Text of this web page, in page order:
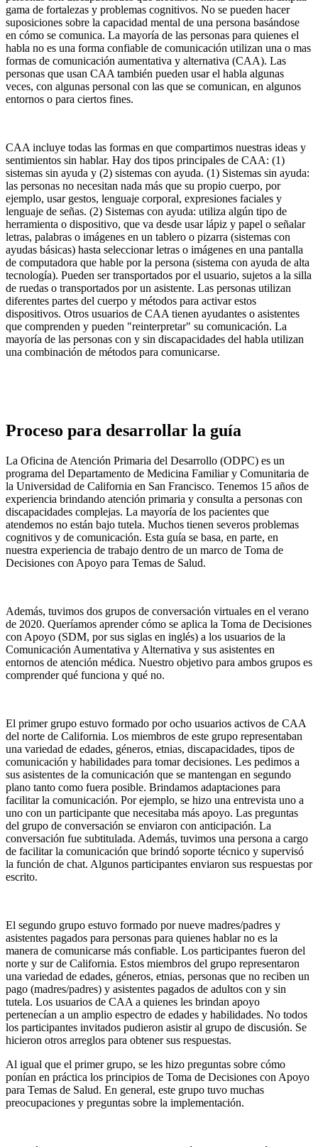
gama de fortalezas y problemas cognitivos. No se pueden hacer
suposiciones sobre la capacidad mental de una persona basándose
en cómo se comunica. La mayoría de las personas para quienes el
habla no es una forma confiable de comunicación utilizan una o mas
formas de comunicación aumentativa y alternativa (CAA). Las
personas que usan CAA también pueden usar el habla algunas
veces, con algunas personal con las que se comunican, en algunos
entornos o para ciertos fines.
CAA incluye todas las formas en que compartimos nuestras ideas y
sentimientos sin hablar. Hay dos tipos principales de CAA: (1)
sistemas sin ayuda y (2) sistemas con ayuda. (1) Sistemas sin ayuda:
las personas no necesitan nada más que su propio cuerpo, por
ejemplo, usar gestos, lenguaje corporal, expresiones faciales y
lenguaje de señas. (2) Sistemas con ayuda: utiliza algún tipo de
herramienta o dispositivo, que va desde usar lápiz y papel o señalar
letras, palabras o imágenes en un tablero o pizarra (sistemas con
ayudas básicas) hasta seleccionar letras o imágenes en una pantalla
de computadora que hable por la persona (sistema con ayuda de alta
tecnología). Pueden ser transportados por el usuario, sujetos a la silla
de ruedas o transportados por un asistente. Las personas utilizan
diferentes partes del cuerpo y métodos para activar estos
dispositivos. Otros usuarios de CAA tienen ayudantes o asistentes
que comprenden y pueden "reinterpretar" su comunicación. La
mayoría de las personas con y sin discapacidades del habla utilizan
una combinación de métodos para comunicarse.
Proceso para desarrollar la guía
La Oficina de Atención Primaria del Desarrollo (ODPC) es un
programa del Departamento de Medicina Familiar y Comunitaria de
la Universidad de California en San Francisco. Tenemos 15 años de
experiencia brindando atención primaria y consulta a personas con
discapacidades complejas. La mayoría de los pacientes que
atendemos no están bajo tutela. Muchos tienen severos problemas
cognitivos y de comunicación. Esta guía se basa, en parte, en
nuestra experiencia de trabajo dentro de un marco de Toma de
Decisiones con Apoyo para Temas de Salud.
Además, tuvimos dos grupos de conversación virtuales en el verano
de 2020. Queríamos aprender cómo se aplica la Toma de Decisiones
con Apoyo (SDM, por sus siglas en inglés) a los usuarios de la
Comunicación Aumentativa y Alternativa y sus asistentes en
entornos de atención médica. Nuestro objetivo para ambos grupos es
comprender qué funciona y qué no.
El primer grupo estuvo formado por ocho usuarios activos de CAA
del norte de California. Los miembros de este grupo representaban
una variedad de edades, géneros, etnias, discapacidades, tipos de
comunicación y habilidades para tomar decisiones. Les pedimos a
sus asistentes de la comunicación que se mantengan en segundo
plano tanto como fuera posible. Brindamos adaptaciones para
facilitar la comunicación. Por ejemplo, se hizo una entrevista uno a
uno con un participante que necesitaba más apoyo. Las preguntas
del grupo de conversación se enviaron con anticipación. La
conversación fue subtitulada. Además, tuvimos una persona a cargo
de facilitar la comunicación que brindó soporte técnico y supervisó
la función de chat. Algunos participantes enviaron sus respuestas por
escrito.
El segundo grupo estuvo formado por nueve madres/padres y
asistentes pagados para personas para quienes hablar no es la
manera de comunicarse más confiable. Los participantes fueron del
norte y sur de California. Estos miembros del grupo representaron
una variedad de edades, géneros, etnias, personas que no reciben un
pago (madres/padres) y asistentes pagados de adultos con y sin
tutela. Los usuarios de CAA a quienes les brindan apoyo
pertenecían a un amplio espectro de edades y habilidades. No todos
los participantes invitados pudieron asistir al grupo de discusión. Se
hicieron otros arreglos para obtener sus respuestas.
Al igual que el primer grupo, se les hizo preguntas sobre cómo
ponían en práctica los principios de Toma de Decisiones con Apoyo
para Temas de Salud. En general, este grupo tuvo muchas
preocupaciones y preguntas sobre la implementación.